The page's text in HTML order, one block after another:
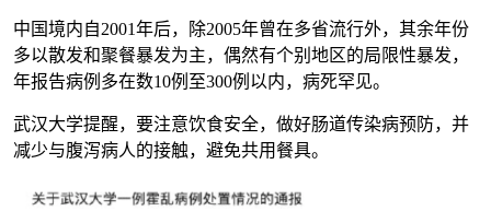
中国境内自2001年后，除2005年曾在多省流行外，其余年份
多以散发和聚餐暴发为主，偶然有个别地区的局限性暴发，
年报告病例多在数10例至300例以内，病死罕见。
武汉大学提醒，要注意饮食安全，做好肠道传染病预防，并
减少与腹泻病人的接触，避免共用餐具。